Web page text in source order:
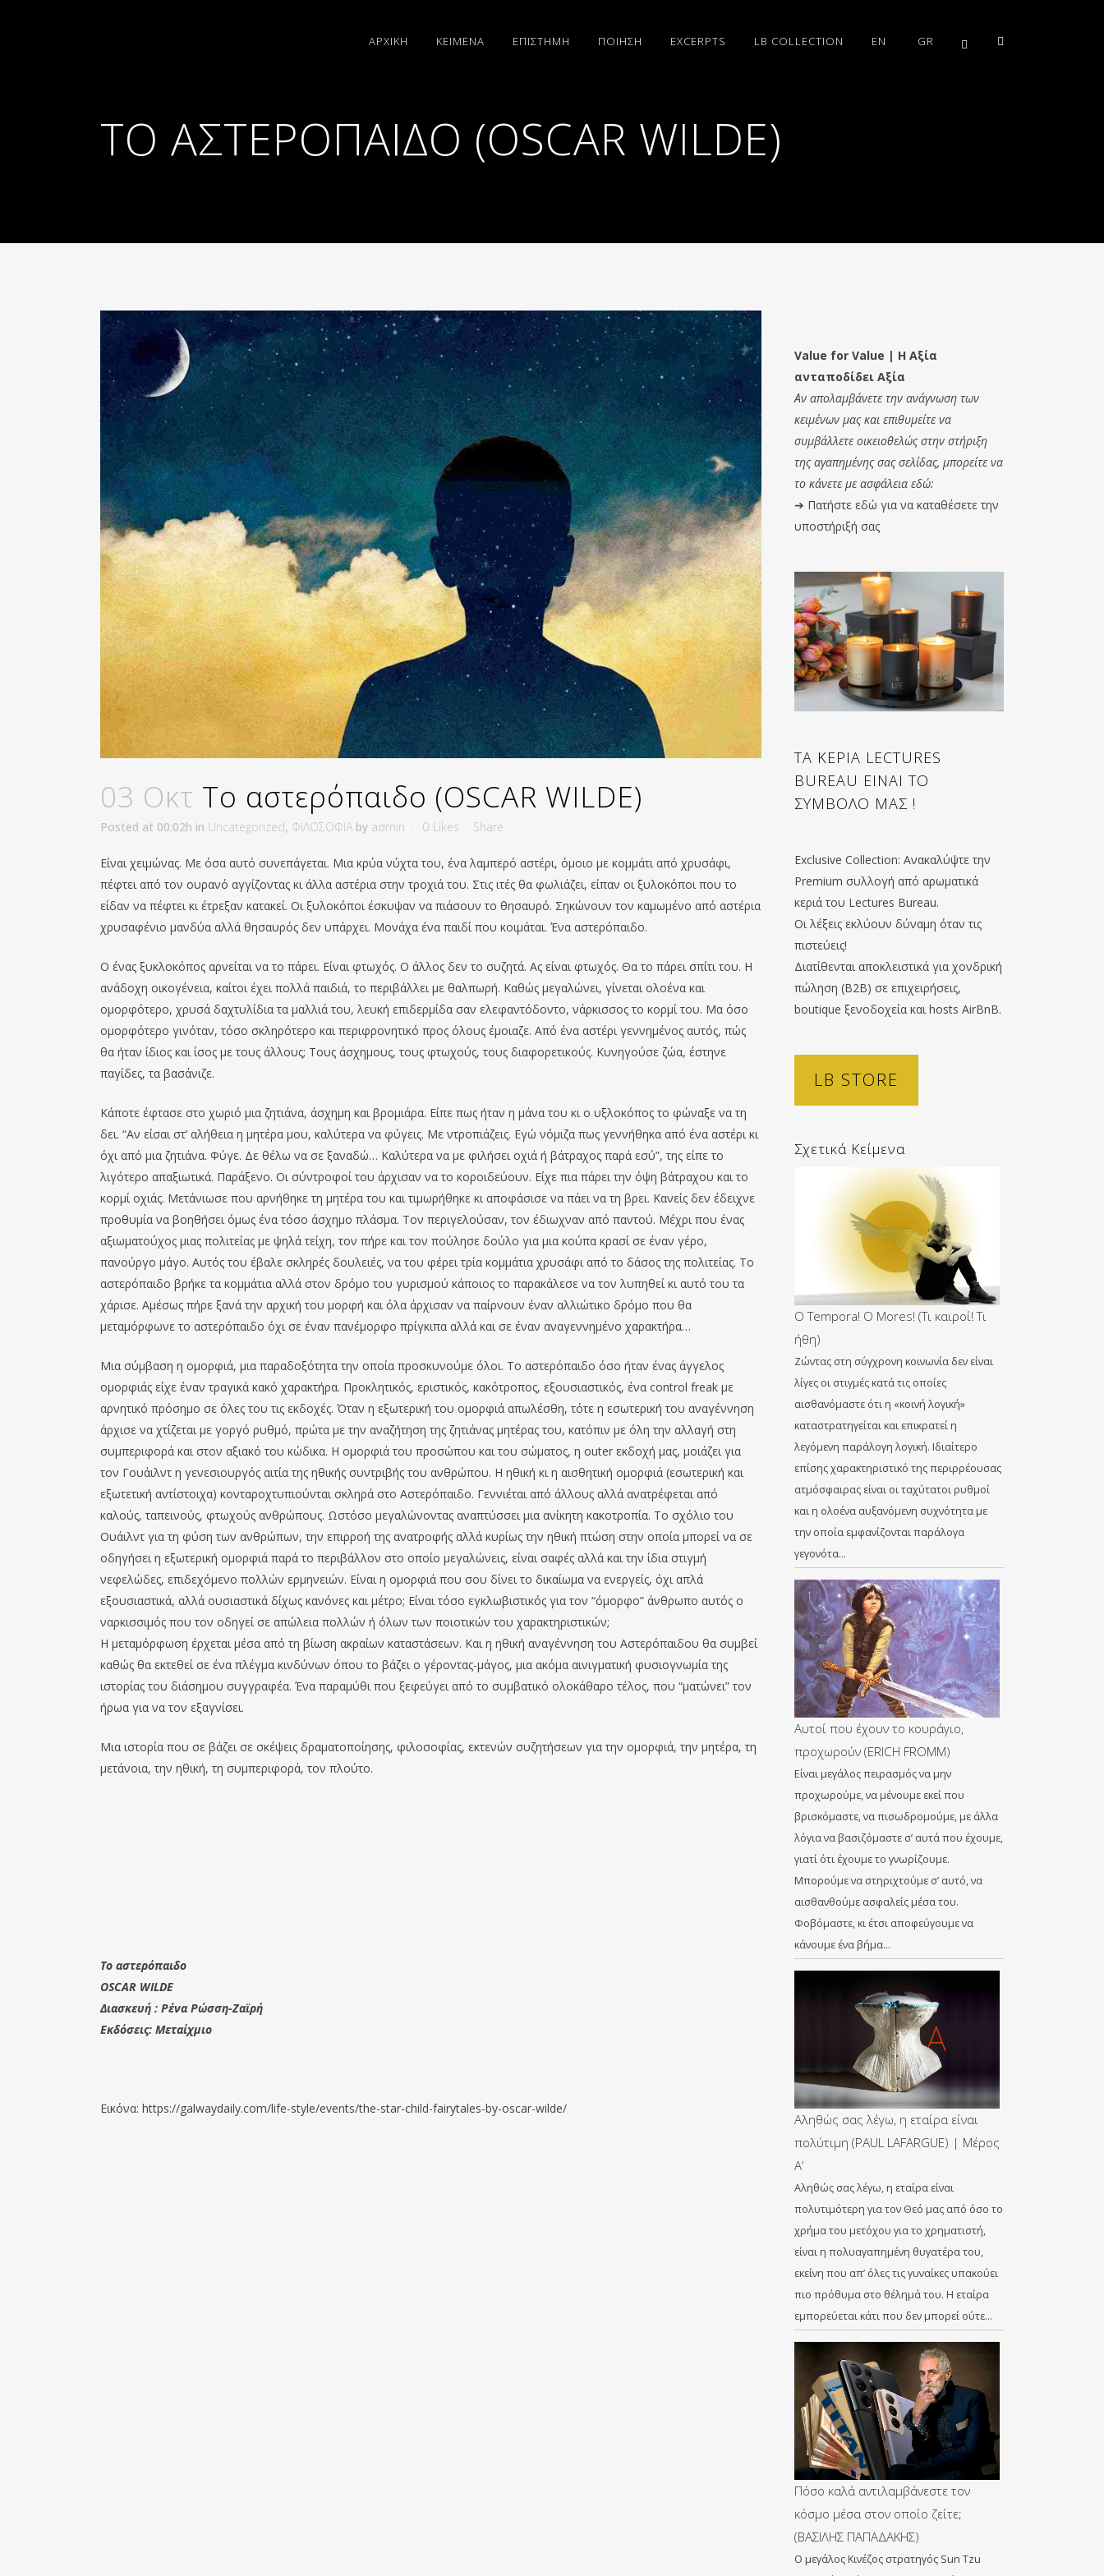
ΑΡΧΙΚΗ ΚΕΙΜΕΝΑ ΕΠΙΣΤΗΜΗ ΠΟΙΗΣΗ EXCERPTS LB COLLECTION EN GR
ΤΟ ΑΣΤΕΡΌΠΑΙΔΟ (OSCAR WILDE)
03 Οκτ Το αστερόπαιδο (OSCAR WILDE)
Posted at 00:02h in Uncategorized, ΦΙΛΟΣΟΦΙΑ by admin 0 Likes Share
Είναι χειμώνας. Με όσα αυτό συνεπάγεται. Μια κρύα νύχτα του, ένα λαμπερό αστέρι, όμοιο με κομμάτι από χρυσάφι,
πέφτει από τον ουρανό αγγίζοντας κι άλλα αστέρια στην τροχιά του. Στις ιτές θα φωλιάζει, είπαν οι ξυλοκόποι που το
είδαν να πέφτει κι έτρεξαν κατακεί. Οι ξυλοκόποι έσκυψαν να πιάσουν το θησαυρό. Σηκώνουν τον καμωμένο από αστέρια
χρυσαφένιο μανδύα αλλά θησαυρός δεν υπάρχει. Μονάχα ένα παιδί που κοιμάται. Ένα αστερόπαιδο.
Ο ένας ξυκλοκόπος αρνείται να το πάρει. Είναι φτωχός. Ο άλλος δεν το συζητά. Ας είναι φτωχός. Θα το πάρει σπίτι του. Η
ανάδοχη οικογένεια, καίτοι έχει πολλά παιδιά, το περιβάλλει με θαλπωρή. Καθώς μεγαλώνει, γίνεται ολοένα και
ομορφότερο, χρυσά δαχτυλίδια τα μαλλιά του, λευκή επιδερμίδα σαν ελεφαντόδοντο, νάρκισσος το κορμί του. Μα όσο
ομορφότερο γινόταν, τόσο σκληρότερο και περιφρονητικό προς όλους έμοιαζε. Από ένα αστέρι γεννημένος αυτός, πώς
θα ήταν ίδιος και ίσος με τους άλλους; Τους άσχημους, τους φτωχούς, τους διαφορετικούς. Κυνηγούσε ζώα, έστηνε
παγίδες, τα βασάνιζε.
Κάποτε έφτασε στο χωριό μια ζητιάνα, άσχημη και βρομιάρα. Είπε πως ήταν η μάνα του κι ο υξλοκόπος το φώναξε να τη
δει. “Αν είσαι στ’ αλήθεια η μητέρα μου, καλύτερα να φύγεις. Με ντροπιάζεις. Εγώ νόμιζα πως γεννήθηκα από ένα αστέρι κι
όχι από μια ζητιάνα. Φύγε. Δε θέλω να σε ξαναδώ… Καλύτερα να με φιλήσει οχιά ή βάτραχος παρά εσύ”, της είπε το
λιγότερο απαξιωτικά. Παράξενο. Οι σύντροφοί του άρχισαν να το κοροιδεύουν. Είχε πια πάρει την όψη βάτραχου και το
κορμί οχιάς. Μετάνιωσε που αρνήθηκε τη μητέρα του και τιμωρήθηκε κι αποφάσισε να πάει να τη βρει. Κανείς δεν έδειχνε
προθυμία να βοηθήσει όμως ένα τόσο άσχημο πλάσμα. Τον περιγελούσαν, τον έδιωχναν από παντού. Μέχρι που ένας
αξιωματούχος μιας πολιτείας με ψηλά τείχη, τον πήρε και τον πούλησε δούλο για μια κούπα κρασί σε έναν γέρο,
πανούργο μάγο. Αυτός του έβαλε σκληρές δουλειές, να του φέρει τρία κομμάτια χρυσάφι από το δάσος της πολιτείας. Το
αστερόπαιδο βρήκε τα κομμάτια αλλά στον δρόμο του γυρισμού κάποιος το παρακάλεσε να τον λυπηθεί κι αυτό του τα
χάρισε. Αμέσως πήρε ξανά την αρχική του μορφή και όλα άρχισαν να παίρνουν έναν αλλιώτικο δρόμο που θα
μεταμόρφωνε το αστερόπαιδο όχι σε έναν πανέμορφο πρίγκιπα αλλά και σε έναν αναγεννημένο χαρακτήρα…
Μια σύμβαση η ομορφιά, μια παραδοξότητα την οποία προσκυνούμε όλοι. Το αστερόπαιδο όσο ήταν ένας άγγελος
ομορφιάς είχε έναν τραγικά κακό χαρακτήρα. Προκλητικός, εριστικός, κακότροπος, εξουσιαστικός, ένα control freak με
αρνητικό πρόσημο σε όλες του τις εκδοχές. Όταν η εξωτερική του ομορφιά απωλέσθη, τότε η εσωτερική του αναγέννηση
άρχισε να χτίζεται με γοργό ρυθμό, πρώτα με την αναζήτηση της ζητιάνας μητέρας του, κατόπιν με όλη την αλλαγή στη
συμπεριφορά και στον αξιακό του κώδικα. Η ομορφιά του προσώπου και του σώματος, η outer εκδοχή μας, μοιάζει για
τον Γουάιλντ η γενεσιουργός αιτία της ηθικής συντριβής του ανθρώπου. Η ηθική κι η αισθητική ομορφιά (εσωτερική και
εξωτετική αντίστοιχα) κονταροχτυπιούνται σκληρά στο Αστερόπαιδο. Γεννιέται από άλλους αλλά ανατρέφεται από
καλούς, ταπεινούς, φτωχούς ανθρώπους. Ωστόσο μεγαλώνοντας αναπτύσσει μια ανίκητη κακοτροπία. Το σχόλιο του
Ουάιλντ για τη φύση των ανθρώπων, την επιρροή της ανατροφής αλλά κυρίως την ηθική πτώση στην οποία μπορεί να σε
οδηγήσει η εξωτερική ομορφιά παρά το περιβάλλον στο οποίο μεγαλώνεις, είναι σαφές αλλά και την ίδια στιγμή
νεφελώδες, επιδεχόμενο πολλών ερμηνειών. Είναι η ομορφιά που σου δίνει το δικαίωμα να ενεργείς, όχι απλά
εξουσιαστικά, αλλά ουσιαστικά δίχως κανόνες και μέτρο; Είναι τόσο εγκλωβιστικός για τον “όμορφο” άνθρωπο αυτός ο
ναρκισσιμός που τον οδηγεί σε απώλεια πολλών ή όλων των ποιοτικών του χαρακτηριστικών;
Η μεταμόρφωση έρχεται μέσα από τη βίωση ακραίων καταστάσεων. Και η ηθική αναγέννηση του Αστερόπαιδου θα συμβεί
καθώς θα εκτεθεί σε ένα πλέγμα κινδύνων όπου το βάζει ο γέροντας-μάγος, μια ακόμα αινιγματική φυσιογνωμία της
ιστορίας του διάσημου συγγραφέα. Ένα παραμύθι που ξεφεύγει από το συμβατικό ολοκάθαρο τέλος, που “ματώνει” τον
ήρωα για να τον εξαγνίσει.
Μια ιστορία που σε βάζει σε σκέψεις δραματοποίησης, φιλοσοφίας, εκτενών συζητήσεων για την ομορφιά, την μητέρα, τη
μετάνοια, την ηθική, τη συμπεριφορά, τον πλούτο.
Το αστερόπαιδο
OSCAR WILDE
Διασκευή : Ρένα Ρώσση-Ζαϊρή
Εκδόσεις: Μεταίχμιο
Εικόνα: https://galwaydaily.com/life-style/events/the-star-child-fairytales-by-oscar-wilde/
Value for Value | Η Αξία
ανταποδίδει Αξία
Αν απολαμβάνετε την ανάγνωση των
κειμένων μας και επιθυμείτε να
συμβάλλετε οικειοθελώς στην στήριξη
της αγαπημένης σας σελίδας, μπορείτε να
το κάνετε με ασφάλεια εδώ:
➔ Πατήστε εδώ για να καταθέσετε την
υποστήριξή σας
ΤΑ ΚΕΡΙΑ LECTURES
BUREAU ΕΙΝΑΙ ΤΟ
ΣΥΜΒΟΛΟ ΜΑΣ !
Exclusive Collection: Ανακαλύψτε την
Premium συλλογή από αρωματικά
κεριά του Lectures Bureau.
Οι λέξεις εκλύουν δύναμη όταν τις
πιστεύεις!
Διατίθενται αποκλειστικά για χονδρική
πώληση (B2B) σε επιχειρήσεις,
boutique ξενοδοχεία και hosts AirBnB.
LB STORE
Σχετικά Κείμενα
O Tempora! O Mores! (Τι καιροί! Τι
ήθη)
Ζώντας στη σύγχρονη κοινωνία δεν είναι
λίγες οι στιγμές κατά τις οποίες
αισθανόμαστε ότι η «κοινή λογική»
καταστρατηγείται και επικρατεί η
λεγόμενη παράλογη λογική. Ιδιαίτερο
επίσης χαρακτηριστικό της περιρρέουσας
ατμόσφαιρας είναι οι ταχύτατοι ρυθμοί
και η ολοένα αυξανόμενη συχνότητα με
την οποία εμφανίζονται παράλογα
γεγονότα…
Αυτοί που έχουν το κουράγιο,
προχωρούν (ERICH FROMM)
Είναι μεγάλος πειρασμός να μην
προχωρούμε, να μένουμε εκεί που
βρισκόμαστε, να πισωδρομούμε, με άλλα
λόγια να βασιζόμαστε σ’ αυτά που έχουμε,
γιατί ότι έχουμε το γνωρίζουμε.
Μπορούμε να στηριχτούμε σ’ αυτό, να
αισθανθούμε ασφαλείς μέσα του.
Φοβόμαστε, κι έτσι αποφεύγουμε να
κάνουμε ένα βήμα…
Αληθώς σας λέγω, η εταίρα είναι
πολύτιμη (PAUL LAFARGUE) | Μέρος
Α’
Αληθώς σας λέγω, η εταίρα είναι
πολυτιμότερη για τον Θεό μας από όσο το
χρήμα του μετόχου για το χρηματιστή,
είναι η πολυαγαπημένη θυγατέρα του,
εκείνη που απ’ όλες τις γυναίκες υπακούει
πιο πρόθυμα στο θέλημά του. Η εταίρα
εμπορεύεται κάτι που δεν μπορεί ούτε…
Πόσο καλά αντιλαμβάνεστε τον
κόσμο μέσα στον οποίο ζείτε;
(ΒΑΣΙΛΗΣ ΠΑΠΑΔΑΚΗΣ)
Ο μεγάλος Κινέζος στρατηγός Sun Tzu